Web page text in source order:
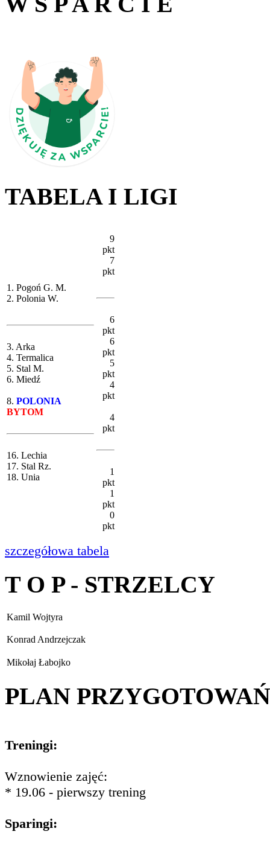
TABELA I LIGI
1. Pogoń G. M.
2. Polonia W.
3. Arka
4. Termalica
5. Stal M.
6. Miedź
8. POLONIA
BYTOM
16. Lechia
17. Stal Rz.
18. Unia
9
pkt
7
pkt
6
pkt
6
pkt
5
pkt
4
pkt
4
pkt
1
pkt
1
pkt
0
pkt
szczegółowa tabela
T O P - STRZELCY
Kamil Wojtyra
Konrad Andrzejczak
Mikołaj Łabojko
PLAN PRZYGOTOWAŃ
Treningi:
Wznowienie zajęć:
* 19.06 - pierwszy trening
Sparingi: